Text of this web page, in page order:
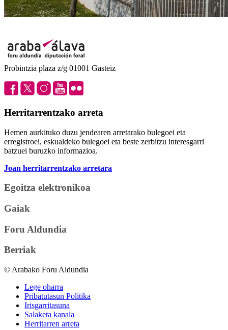
Probintzia plaza z/g 01001 Gasteiz
Herritarrentzako arreta
Hemen aurkituko duzu jendearen arretarako bulegoei eta
erregistroei, eskualdeko bulegoei eta beste zerbitzu interesgarri
batzuei buruzko informazioa.
Joan herritarrentzako arretara
Egoitza elektronikoa
Gaiak
Foru Aldundia
Berriak
© Arabako Foru Aldundia
Lege oharra
Pribatutasun Politika
Irisgarritasuna
Salaketa kanala
Herritarren arreta